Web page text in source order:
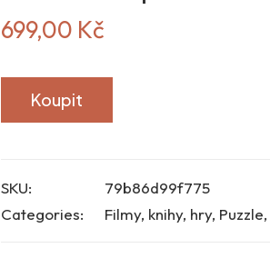
699,00 Kč
Koupit
SKU:
79b86d99f775
Categories:
Filmy, knihy, hry, Puzzle,